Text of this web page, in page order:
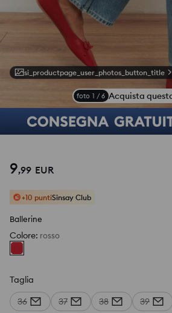
si_productpage_user_photos_button_title
foto 1 / 6 Acquista
9,99 EUR
+10 puntiSinsay Club
Ballerine
Colore: rosso
Taglia
36 37 38 39